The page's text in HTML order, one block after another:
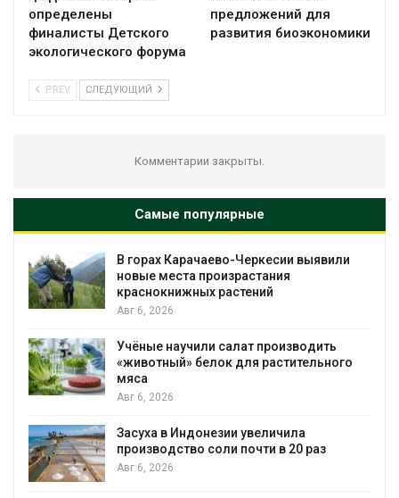
определены
финалисты Детского
экологического форума
предложений для
развития биоэкономики
PREV СЛЕДУЮЩИЙ
Комментарии закрыты.
Самые популярные
В горах Карачаево-Черкесии выявили
новые места произрастания
краснокнижных растений
Авг 6, 2026
Учёные научили салат производить
«животный» белок для растительного
мяса
Авг 6, 2026
Засуха в Индонезии увеличила
производство соли почти в 20 раз
Авг 6, 2026